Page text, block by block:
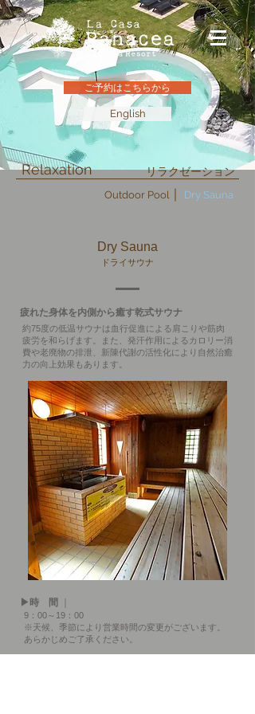
ご予約はこちらから
English
Relaxation リラクゼーション
Outdoor Pool Dry Sauna
Dry Sauna
ドライサウナ
疲れた身体を内側から癒す乾式サウナ
約75度の低温サウナは血行促進による肩こりや筋肉
疲労を和らげ ます。また、発汗作用によるカロリー消
費や老廃物の排泄、新陳代謝の活性化により自然治癒
力の向上効果もあります。
▶時 間
9：00～19：00
※天候、季節により営業時間の変更がございます。
あらかじめご了承ください。